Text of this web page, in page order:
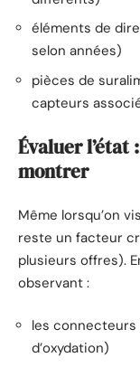
éléments de
selon années)
pièces de
capteurs
Évaluer l’état
montrer
Même lorsqu’on
reste un facteur
plusieurs offres).
observant :
les connecteurs
d’oxydation)